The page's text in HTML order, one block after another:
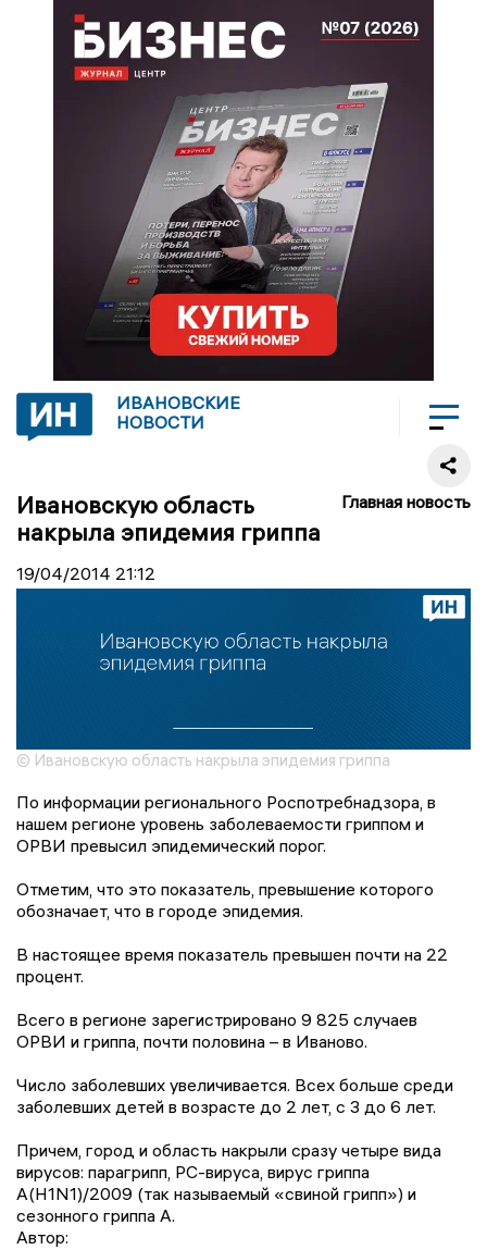
ИВАНОВСКИЕ
НОВОСТИ
Главная новость
Ивановскую область
накрыла эпидемия гриппа
19/04/2014 21:12
© Ивановскую область накрыла эпидемия гриппа
По информации регионального Роспотребнадзора, в
нашем регионе уровень заболеваемости гриппом и
ОРВИ превысил эпидемический порог.
Отметим, что это показатель, превышение которого
обозначает, что в городе эпидемия.
В настоящее время показатель превышен почти на 22
процент.
Всего в регионе зарегистрировано 9 825 случаев
ОРВИ и гриппа, почти половина – в Иваново.
Число заболевших увеличивается. Всех больше среди
заболевших детей в возрасте до 2 лет, с 3 до 6 лет.
Причем, город и область накрыли сразу четыре вида
вирусов: парагрипп, РС-вируса, вирус гриппа
А(Н1N1)/2009 (так называемый «свиной грипп») и
сезонного гриппа А.
Автор: